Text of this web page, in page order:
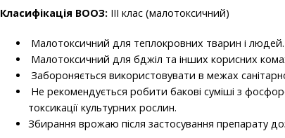
Класифікація ВООЗ: ІІІ клас (малотоксичний)
Малотоксичний для теплокровних тварин і людей.
Малотоксичний для бджіл та інших корисних комах
Забороняється використовувати в межах
Не рекомендується робити бакові суміші з
токсикації культурних рослин.
Збирання врожаю після застосування препарату